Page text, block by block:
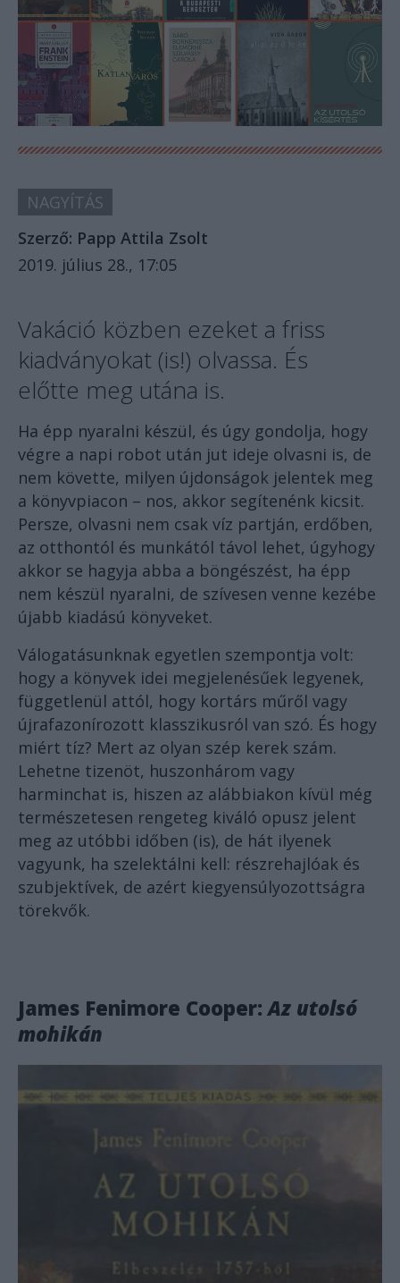
NAGYÍTÁS
Szerző: Papp Attila Zsolt
2019. július 28., 17:05
Vakáció közben ezeket a friss
kiadványokat (is!) olvassa. És
előtte meg utána is.
Ha épp nyaralni készül, és úgy gondolja, hogy
végre a napi robot után jut ideje olvasni is, de
nem követte, milyen újdonságok jelentek meg
a könyvpiacon – nos, akkor segítenénk kicsit.
Persze, olvasni nem csak víz partján, erdőben,
az otthontól és munkától távol lehet, úgyhogy
akkor se hagyja abba a böngészést, ha épp
nem készül nyaralni, de szívesen venne kezébe
újabb kiadású könyveket.
Válogatásunknak egyetlen szempontja volt:
hogy a könyvek idei megjelenésűek legyenek,
függetlenül attól, hogy kortárs műről vagy
újrafazonírozott klasszikusról van szó. És hogy
miért tíz? Mert az olyan szép kerek szám.
Lehetne tizenöt, huszonhárom vagy
harminchat is, hiszen az alábbiakon kívül még
természetesen rengeteg kiváló opusz jelent
meg az utóbbi időben (is), de hát ilyenek
vagyunk, ha szelektálni kell: részrehajlóak és
szubjektívek, de azért kiegyensúlyozottságra
törekvők.
James Fenimore Cooper:Az utolsó
mohikán